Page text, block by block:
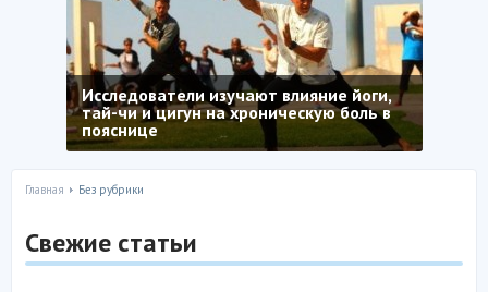
Исследователи изучают влияние йоги,
тай-чи и цигун на хроническую боль в
пояснице
Главная Без рубрики
Свежие статьи